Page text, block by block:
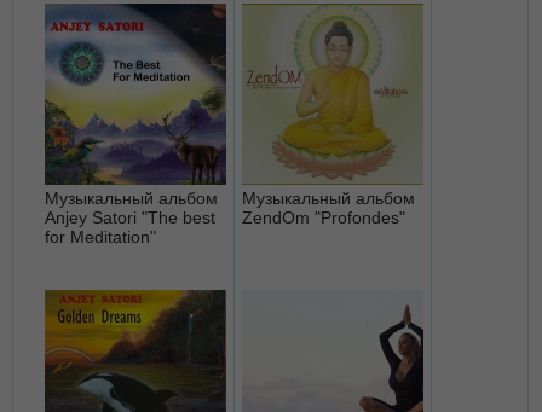
Музыкальный альбом
Anjey Satori "The best
for Meditation"
Музыкальный альбом
ZendOm "Profondes"